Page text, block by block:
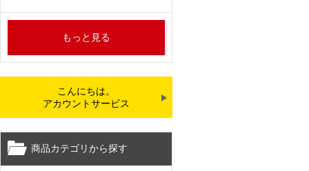
もっと見る
こんにちは。
アカウントサービス
商品カテゴリから探す